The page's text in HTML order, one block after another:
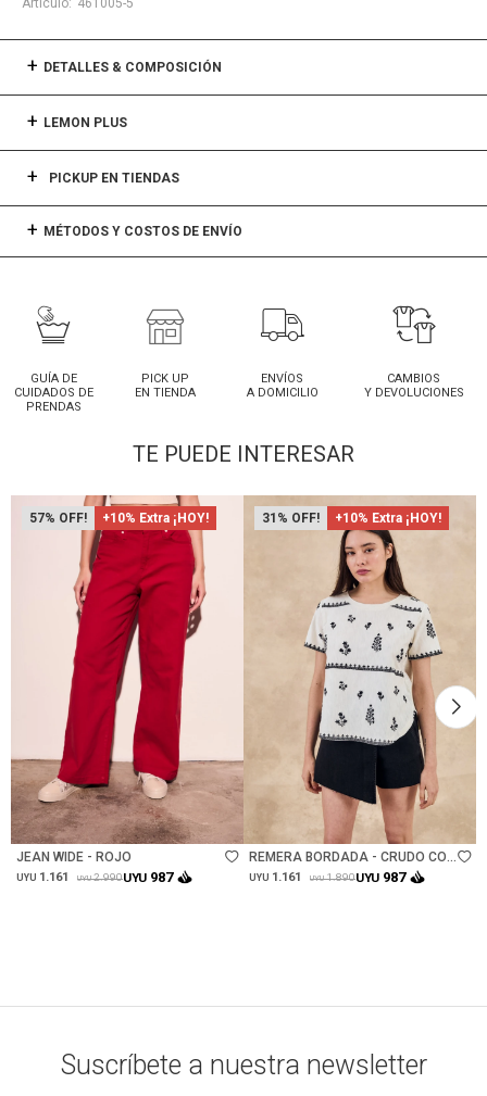
461005-5
DETALLES & COMPOSICIÓN
LEMON PLUS
PICKUP EN TIENDAS
MÉTODOS Y COSTOS DE ENVÍO
GUÍA DE
CUIDADOS DE
PRENDAS
PICK UP
EN TIENDA
ENVÍOS
A DOMICILIO
CAMBIOS
Y DEVOLUCIONES
TE PUEDE INTERESAR
57 +10% Extra ¡HOY!
Talle
JEAN WIDE - ROJO
UYU 1.161 UYU 2.990UYU 987
31 +10% Extra ¡HOY!
REMERA BORDADA - CRUDO CON
NEGRO
UYU 1.161 UYU 1.890UYU 987
Suscríbete a nuestra newsletter